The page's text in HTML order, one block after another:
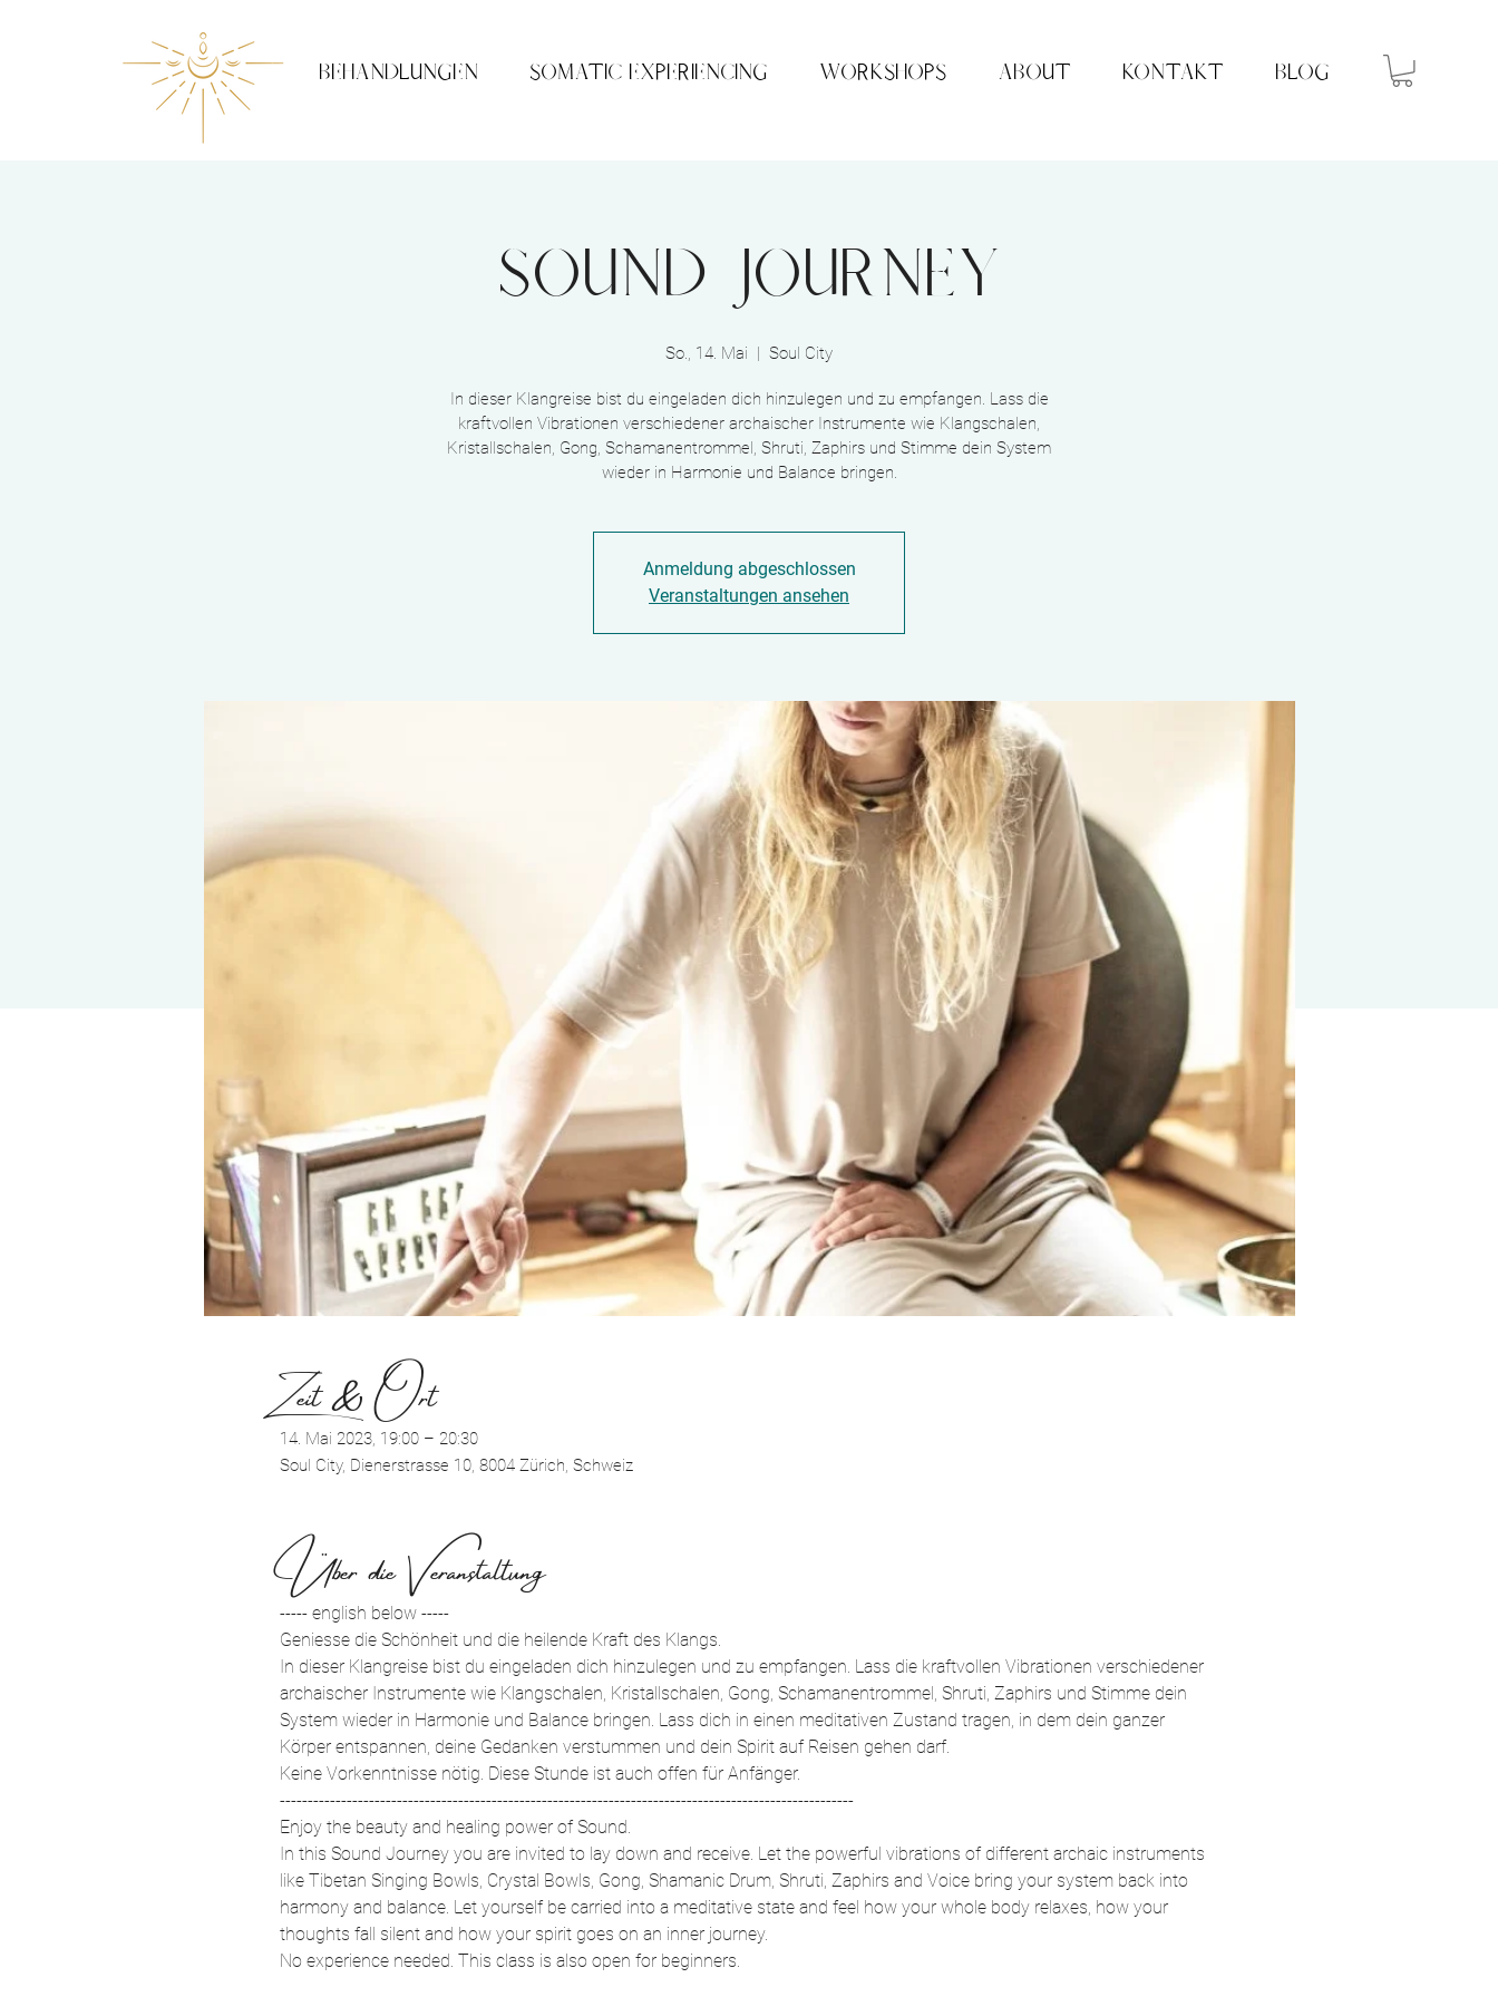
BEHANDLUNGEN SOMATIC EXPERIENCING WORKSHOPS ABOUT KONTAKT BLOG
Sound Journey
So., 14. Mai
  |
Soul City
In dieser Klangreise bist du eingeladen dich hinzulegen und zu empfangen. Lass die
kraftvollen Vibrationen verschiedener archaischer Instrumente wie Klangschalen,
Kristallschalen, Gong, Schamanentrommel, Shruti, Zaphirs und Stimme dein System
wieder in Harmonie und Balance bringen.
Anmeldung abgeschlossen
Veranstaltungen ansehen
Zeit & Ort
14. Mai 2023, 19:00 – 20:30
Soul City, Dienerstrasse 10, 8004 Zürich, Schweiz
Über die Veranstaltung
----- english below -----
Geniesse die Schönheit und die heilende Kraft des Klangs.
In dieser Klangreise bist du eingeladen dich hinzulegen und zu empfangen. Lass die kraftvollen Vibrationen verschiedener
archaischer Instrumente wie Klangschalen, Kristallschalen, Gong, Schamanentrommel, Shruti, Zaphirs und Stimme dein
System wieder in Harmonie und Balance bringen. Lass dich in einen meditativen Zustand tragen, in dem dein ganzer
Körper entspannen, deine Gedanken verstummen und dein Spirit auf Reisen gehen darf.
Keine Vorkenntnisse nötig. Diese Stunde ist auch offen für Anfänger.
-------------------------------------------------------------------------------------------------------
Enjoy the beauty and healing power of Sound.
In this Sound Journey you are invited to lay down and receive. Let the powerful vibrations of different archaic instruments
like Tibetan Singing Bowls, Crystal Bowls, Gong, Shamanic Drum, Shruti, Zaphirs and Voice bring your system back into
harmony and balance. Let yourself be carried into a meditative state and feel how your whole body relaxes, how your
thoughts fall silent and how your spirit goes on an inner journey.
No experience needed. This class is also open for beginners.